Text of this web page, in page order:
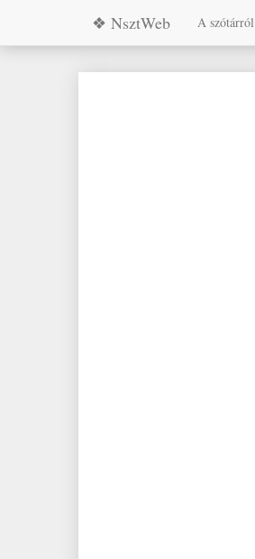
❖ NsztWeb A szótárról